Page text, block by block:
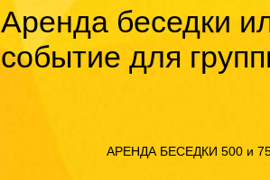
Аренда беседки
событие для
АРЕНДА БЕСЕДКИ 500 и 750